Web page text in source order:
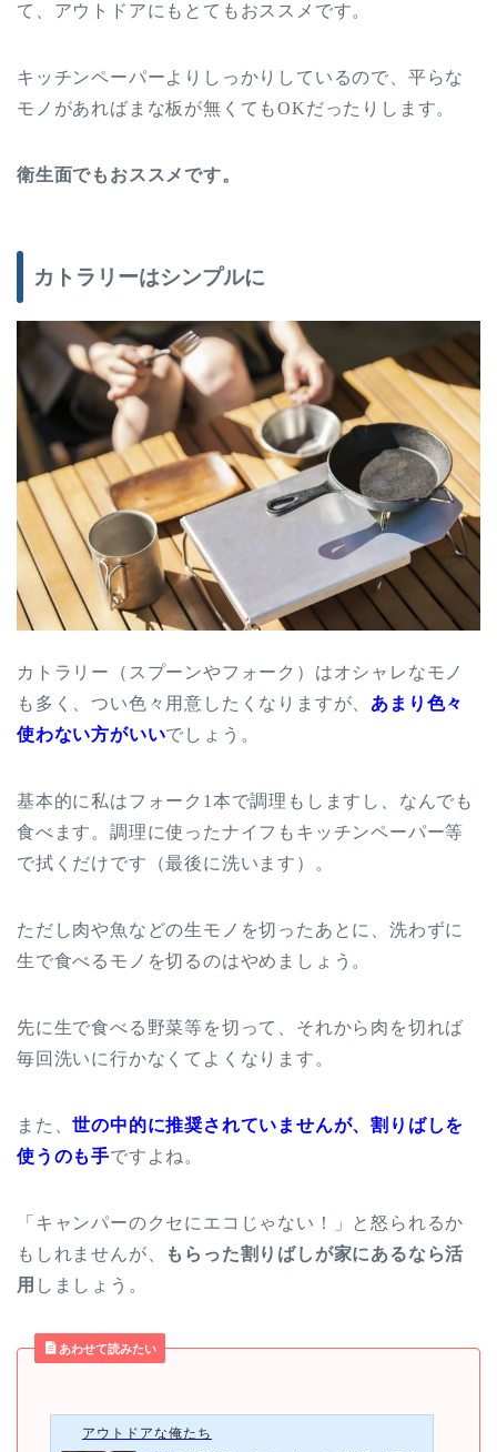
て、アウトドアにもとてもおススメです。
キッチンペーパーよりしっかりしているので、平らな
モノがあればまな板が無くてもOKだったりします。
衛生面でもおススメです。
カトラリーはシンプルに
カトラリー（スプーンやフォーク）はオシャレなモノ
も多く、つい色々用意したくなりますが、 あまり色々
使わない方がいいでしょう。
基本的に私はフォーク 1 本で調理もしますし、なんでも
食べます。調理に使ったナイフもキッチンペーパー等
で拭くだけです（最後に洗います）。
ただし肉や魚などの生モノを切ったあとに、洗わずに
生で食べるモノを切るのはやめましょう。
先に生で食べる野菜等を切って、それから肉を切れば
毎回洗いに行かなくてよくなります。
また、世の中的に推奨されていませんが、割りばしを
使うのも手ですよね。
「キャンパーのクセにエコじゃない！」と怒られるか
もしれませんが、
もらった割りばしが家にあるなら活
用 しましょう。
あわせて読みたい
アウトドアな俺たち